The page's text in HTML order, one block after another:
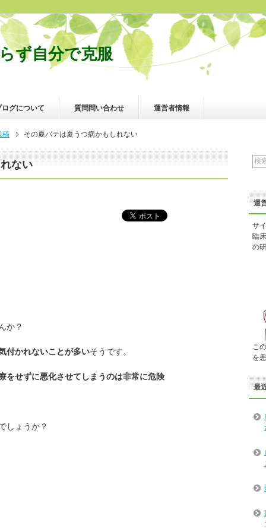
ず自分で克服
ログについて 質問問い合わせ 運営者情報
稿 その夏バテは夏うつ病かもしれない
ない
か？
付かれないことが多いそうです。
をせずに悪化させてしまうのは非常に危険
しょうか？
運
サ
臨
の
こ
を
最